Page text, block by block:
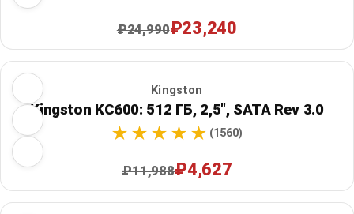
₽24,990₽23,240
Kingston
Kingston KC600: 512 ГБ, 2,5", SATA Rev 3.0
(1560)
₽11,988₽4,627